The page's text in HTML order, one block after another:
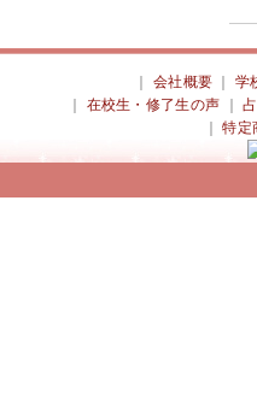
会社概要 ｜学
在校生・修了生の声 ｜
｜特定